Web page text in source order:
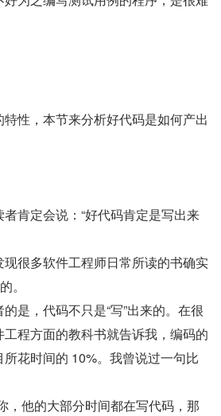
性，本节来分析好代码是如何产出
肯定会说：“好代码肯定是写出来
很多软件工程师日常所读的书确实
。
是，代码不只是“写”出来的。在很
程方面的教科书就告诉我，编码的
花时间的 10%。我曾说过一句比
，他的大部分时间都在写代码，那